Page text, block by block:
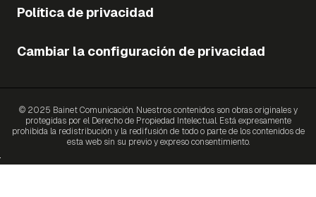
Política de privacidad
Cambiar la configuración de privacidad
© 2025 Bainet Comunicación. Nuestros contenidos son obras originales y
protegidas por el Derecho de Propiedad Intelectual. Está expresamente
prohibida la redistribución y la redifusión de todo o parte de los contenidos de
esta web sin su previo y expreso consentimiento.